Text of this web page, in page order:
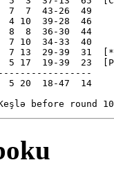
7  43-26  49
10  39-28  46
8  36-30  44
10  34-33  40
13  29-39  31
17  19-39  23
20  18-47  14